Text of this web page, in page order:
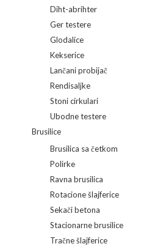
Diht-abrihter
Ger testere
Glodalice
Kekserice
Lančani probijač
Rendisaljke
Stoni cirkulari
Ubodne testere
Brusilice
Brusilica sa četkom
Polirke
Ravna brusilica
Rotacione šlajferice
Sekači betona
Stacionarne brusilice
Tračne šlajferice